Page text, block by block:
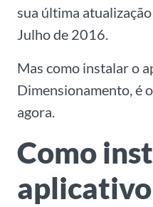
sua última
Julho de 2016.
Mas como instalar o
Dimensionamento, é
agora.
Como
aplicativo